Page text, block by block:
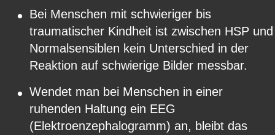
• Bei Menschen mit schwieriger bis
traumatischer Kindheit ist zwischen HSP
Normalsensiblen kein Unterschied in der
Reaktion auf schwierige Bilder messbar.
• Wendet man bei Menschen in einer
ruhenden Haltung ein EEG
(Elektroenzephalogramm) an, bleibt das